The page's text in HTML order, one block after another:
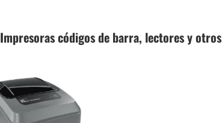
Impresoras códigos de barra, lectores y otros